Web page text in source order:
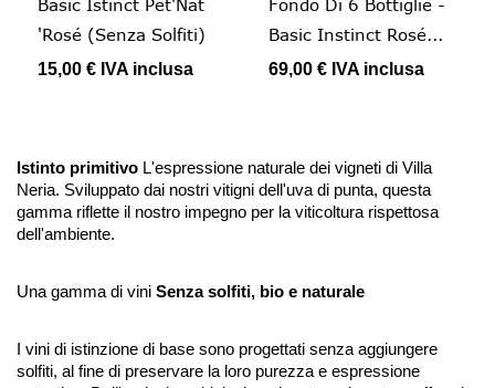
Basic Istinct Pet'Nat
'Rosé (senza Solfiti)
15,00 € IVA inclusa
Fondo Di 6 Bottiglie -
Basic Instinct Rosé...
69,00 € IVA inclusa
Istinto primitivo L'espressione naturale dei vigneti di Villa
Neria. Sviluppato dai nostri vitigni dell'uva di punta, questa
gamma riflette il nostro impegno per la viticoltura rispettosa
dell'ambiente.
Una gamma di vini Senza solfiti, bio e naturale
I vini di istinzione di base sono progettati senza aggiungere
solfiti, al fine di preservare la loro purezza e espressione